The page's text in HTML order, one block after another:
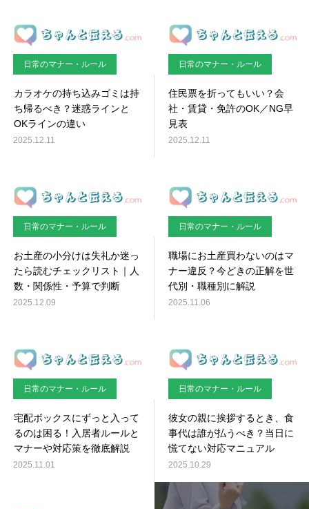
日常のマナー・ルール
カラオケの持ち込みゴミは持
ち帰るべき？迷惑ラインと
OKラインの違い
2025.12.11
日常のマナー・ルール
住民票を折ってもいい？会
社・賃貸・免許のOK／NG早
見表
2025.12.11
日常のマナー・ルール
お土産の小分けは失礼か迷っ
たら読むチェックリスト｜人
数・関係性・予算で判断
2025.12.09
日常のマナー・ルール
職場にお土産買わないのはマ
ナー違反？今どきの正解を世
代別・職種別に解説
2025.11.06
日常のマナー・ルール
宅配ボックスにずっと入って
るのは困る！入居者ルールと
マナーや対応策を徹底解説
2025.11.01
日常のマナー・ルール
彼女の親に挨拶するとき、食
事代は誰が払うべき？当日に
慌てない対応マニュアル
2025.10.29